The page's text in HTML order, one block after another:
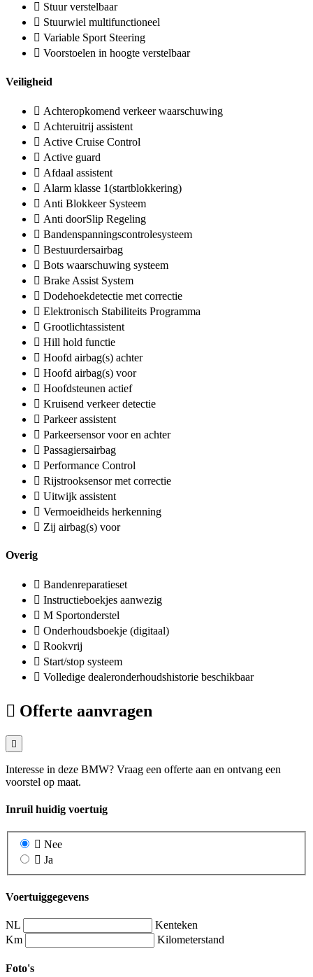
Stuur verstelbaar
Stuurwiel multifunctioneel
Variable Sport Steering
Voorstoelen in hoogte verstelbaar
Veiligheid
Achteropkomend verkeer waarschuwing
Achteruitrij assistent
Active Cruise Control
Active guard
Afdaal assistent
Alarm klasse 1(startblokkering)
Anti Blokkeer Systeem
Anti doorSlip Regeling
Bandenspanningscontrolesysteem
Bestuurdersairbag
Bots waarschuwing systeem
Brake Assist System
Dodehoekdetectie met correctie
Elektronisch Stabiliteits Programma
Grootlichtassistent
Hill hold functie
Hoofd airbag(s) achter
Hoofd airbag(s) voor
Hoofdsteunen actief
Kruisend verkeer detectie
Parkeer assistent
Parkeersensor voor en achter
Passagiersairbag
Performance Control
Rijstrooksensor met correctie
Uitwijk assistent
Vermoeidheids herkenning
Zij airbag(s) voor
Overig
Bandenreparatieset
Instructieboekjes aanwezig
M Sportonderstel
Onderhoudsboekje (digitaal)
Rookvrij
Start/stop systeem
Volledige dealeronderhoudshistorie beschikbaar
Offerte aanvragen
Interesse in deze BMW? Vraag een offerte aan en ontvang een
voorstel op maat.
Inruil huidig voertuig
Nee
Ja
Voertuiggegevens
NL
Kenteken
Km
Kilometerstand
Foto's